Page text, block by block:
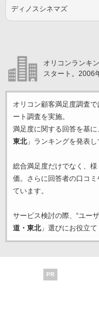
ディノスシネマズ
オリコンランキ
スタート。2006
オリコン顧客満足度調査
ート調査を実施。
満足度に関する回答を基
東北」ランキングを発表し
総合満足度だけでなく、様
価。さらに回答者の口コ
ています。
サービス検討の際、“ユー
道・東北」選びにお役立て
PR